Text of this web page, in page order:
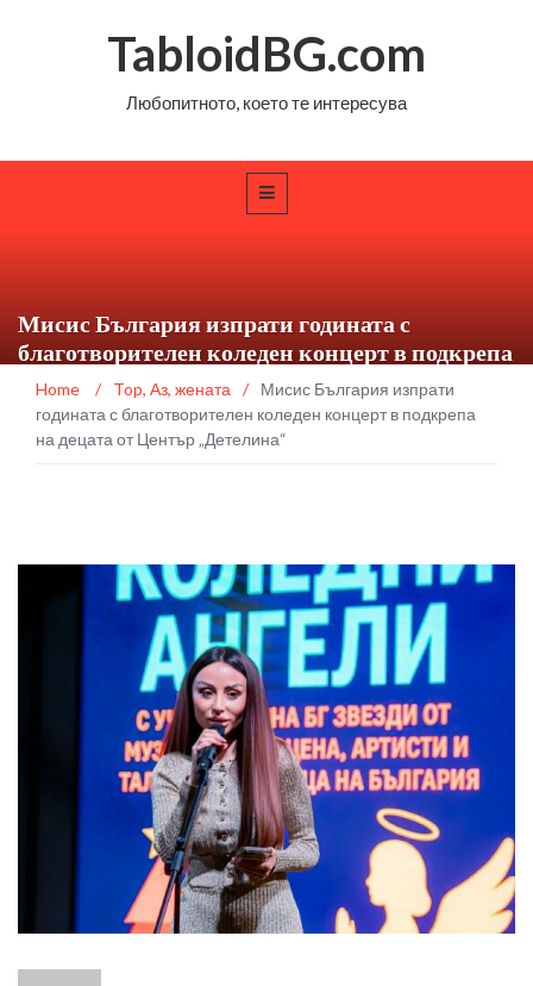
TabloidBG.com
Любопитното, което те интересува
Мисис България изпрати годината с
благотворителен коледен концерт в подкрепа
на децата от Център „Детелина“
Home / Top, Аз, жената /
Мисис България изпрати
годината с благотворителен коледен концерт в подкрепа
на децата от Център „Детелина“